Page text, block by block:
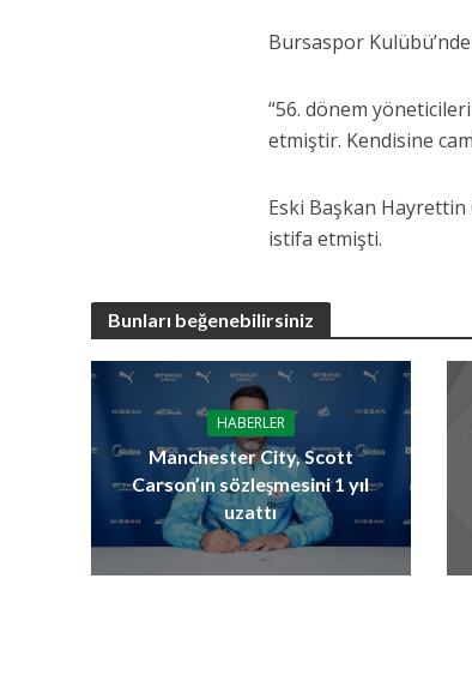
Bursaspor
“56. dönem
etmiştir. Kendisine
Eski Başkan Hayrettin
istifa etmişti.
Bunları beğenebilirsiniz
HABERLER
Manchester City, Scott
Carson’ın sözleşmesini 1 yıl
uzattı